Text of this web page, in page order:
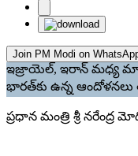
Join PM Modi on
ఇజ్రాయెల్, ఇరాన్ మధ్య
భారత్‌‌కు ఉన్న ఆందోళనలు
ప్రధాన మంత్రి శ్రీ